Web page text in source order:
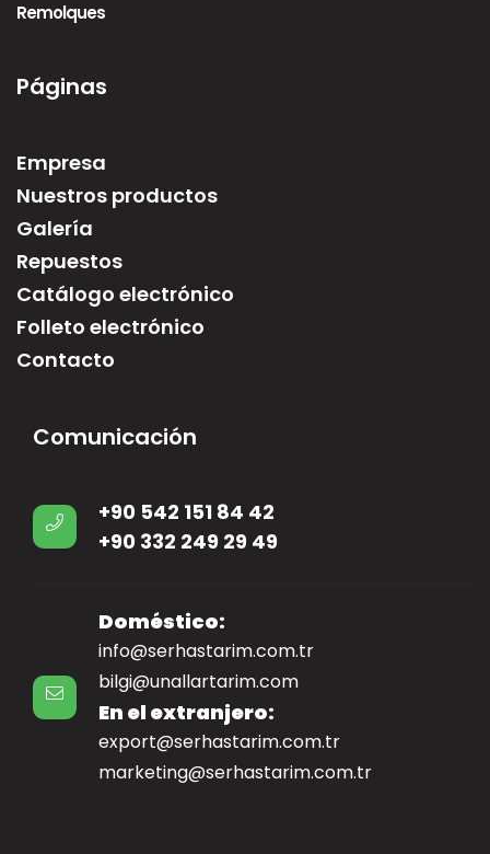
Remolques
Páginas
Empresa
Nuestros productos
Galería
Repuestos
Catálogo electrónico
Folleto electrónico
Contacto
Comunicación
+90 542 151 84 42
+90 332 249 29 49
Doméstico:
info@serhastarim.com.tr
bilgi@unallartarim.com
En el extranjero:
export@serhastarim.com.tr
marketing@serhastarim.com.tr